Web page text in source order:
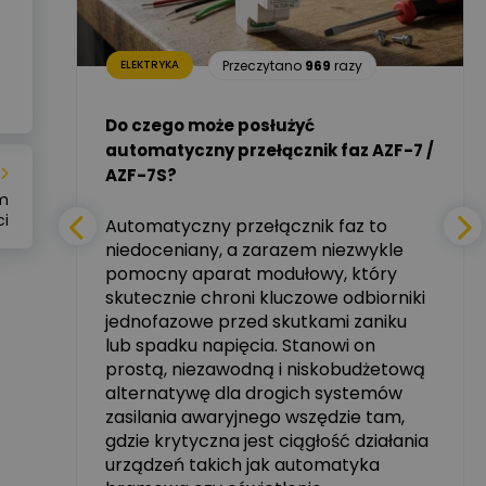
Dariusz Placek
Ekspert mgr inż.
elektronik i informatyk,
Hager Polska Sp. z o.o.
Zadaj pytanie
Ekspert
Ekspert ABB
Ekspert, ABB Zadaj pytanie
Michał Szulborski
Ekspert ETI - Dr inż. w
dziedzinie Aparatów
Elektrycznych / Senior
R&D Scientist / Product
Manager
Zadaj pytanie
ELEKTRYKA Przeczytano 969 razy
Do czego może posłużyć
automatyczny przełącznik faz AZF-7 /
AZF-7S?
Automatyczny przełącznik faz to
niedoceniany, a zarazem niezwykle
pomocny aparat modułowy, który
skutecznie chroni kluczowe odbiorniki
jednofazowe przed skutkami zaniku
lub spadku napięcia. Stanowi on
prostą, niezawodną i niskobudżetową
alternatywę dla drogich systemów
zasilania awaryjnego wszędzie tam,
gdzie krytyczna jest ciągłość działania
urządzeń takich jak automatyka